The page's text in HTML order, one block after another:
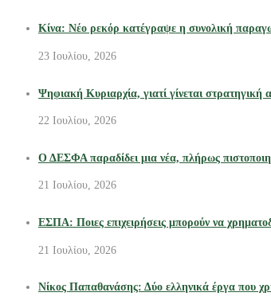
Κίνα: Νέο ρεκόρ κατέγραψε η συνολική
23 Ιουλίου, 2026
Ψηφιακή Κυριαρχία, γιατί γίνεται στρατηγική
22 Ιουλίου, 2026
Ο ΔΕΣΦΑ παραδίδει μια νέα, πλήρως
21 Ιουλίου, 2026
ΕΣΠΑ: Ποιες επιχειρήσεις μπορούν να
21 Ιουλίου, 2026
Νίκος Παπαθανάσης: Δύο ελληνικά έργα που